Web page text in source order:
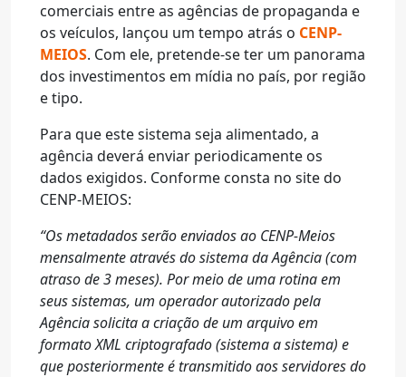
comerciais entre as agências de propaganda e
os veículos, lançou um tempo atrás o CENP-
MEIOS. Com ele, pretende-se ter um panorama
dos investimentos em mídia no país, por região
e tipo.
Para que este sistema seja alimentado, a
agência deverá enviar periodicamente os
dados exigidos. Conforme consta no site do
CENP-MEIOS:
“Os metadados serão enviados ao CENP-Meios
mensalmente através do sistema da Agência (com
atraso de 3 meses). Por meio de uma rotina em
seus sistemas, um operador autorizado pela
Agência solicita a criação de um arquivo em
formato XML criptografado (sistema a sistema) e
que posteriormente é transmitido aos servidores do